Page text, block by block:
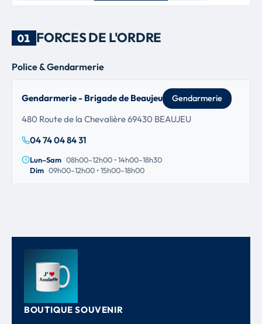
01 FORCES DE L'ORDRE
Police & Gendarmerie
Gendarmerie - Brigade de Beaujeu Gendarmerie
480 Route de la Chevalière 69430 BEAUJEU
04 74 04 84 31
Lun–Sam 08h00–12h00 • 14h00–18h30
Dim 09h00–12h00 • 15h00–18h00
BOUTIQUE SOUVENIR